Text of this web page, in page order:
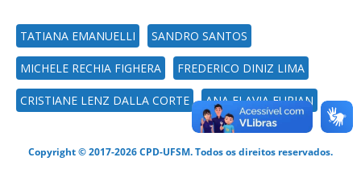
TATIANA EMANUELLI SANDRO SANTOS
MICHELE RECHIA FIGHERA FREDERICO DINIZ LIMA
CRISTIANE LENZ DALLA CORTE ANA FLAVIA FURIAN
Copyright © 2017-2026 CPD-UFSM. Todos os direitos reservados.